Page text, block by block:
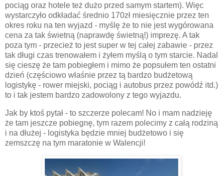
pociąg oraz hotele też dużo przed samym startem). Więc
wystarczyło odkładać średnio 170zł miesięcznie przez ten
okres roku na ten wyjazd - myślę że to nie jest wygórowana
cena za tak świetną (naprawdę świetną!) imprezę. A tak
poza tym - przecież to jest super w tej całej zabawie - przez
tak długi czas trenowałem i żyłem myślą o tym starcie. Nadal
się cieszę że tam pobiegłem i mimo że popsułem ten ostatni
dzień (częściowo właśnie przez tą bardzo budżetową
logistykę - rower miejski, pociąg i autobus przez powódź itd.)
to i tak jestem bardzo zadowolony z tego wyjazdu.
Jak by ktoś pytał - to szczerze polecam! No i mam nadzieję
że tam jeszcze pobiegnę, tym razem polecimy z całą rodziną
i na dłużej - logistyka będzie mniej budżetowo i się
zemszczę na tym maratonie w Walencji!